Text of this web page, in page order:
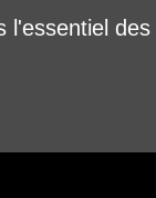
l'essentiel